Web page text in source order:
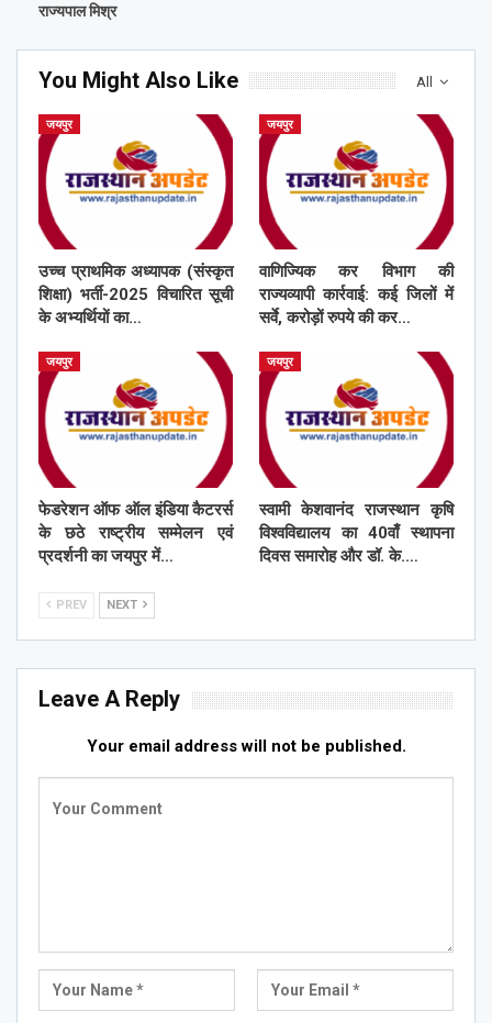
राज्यपाल मिश्र
All
You Might Also Like
जयपुर
उच्च प्राथमिक अध्यापक (संस्कृत
शिक्षा) भर्ती-2025 विचारित सूची
के अभ्यर्थियों का…
जयपुर
वाणिज्यिक कर विभाग की
राज्यव्यापी कार्रवाई: कई जिलों में
सर्वे, करोड़ों रुपये की कर…
जयपुर
फेडरेशन ऑफ ऑल इंडिया कैटरर्स
के छठे राष्ट्रीय सम्मेलन एवं
प्रदर्शनी का जयपुर में…
जयपुर
स्वामी केशवानंद राजस्थान कृषि
विश्वविद्यालय का 40वाँ स्थापना
दिवस समारोह और डॉ. के.…
PREV NEXT
Leave A Reply
Your email address will not be published.